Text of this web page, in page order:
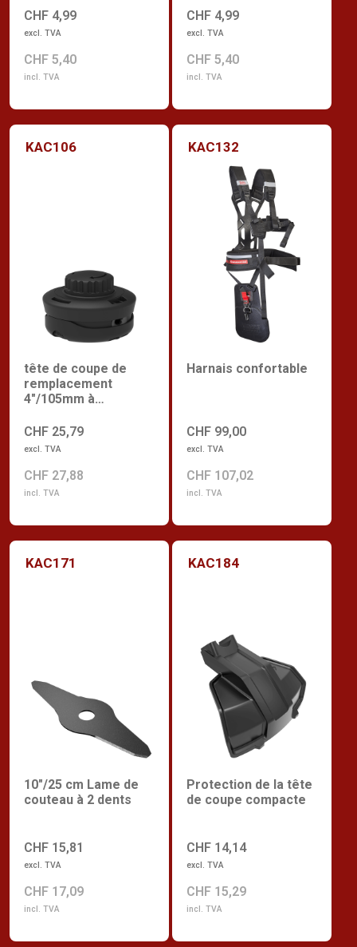
CHF 4,99
excl. TVA
CHF 5,40
incl. TVA
CHF 4,99
excl. TVA
CHF 5,40
incl. TVA
KAC106
tête de coupe de
remplacement
4"/105mm à
CHF 25,79
excl. TVA
CHF 27,88
incl. TVA
KAC132
Harnais confortable
CHF 99,00
excl. TVA
CHF 107,02
incl. TVA
KAC171
10"/25 cm Lame de
couteau à 2 dents
CHF 15,81
excl. TVA
CHF 17,09
incl. TVA
KAC184
Protection de la tête
de coupe compacte
CHF 14,14
excl. TVA
CHF 15,29
incl. TVA